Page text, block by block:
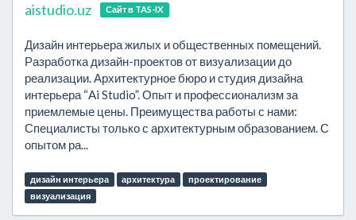
aistudio.uz Сайт в TAS-IX
Дизайн интерьера жилых и общественных помещений.
Разработка дизайн-проектов от визуализации до
реализации. Архитектурное бюро и студия дизайна
интерьера “Ai Studio”. Опыт и профессионализм за
приемлемые цены. Преимущества работы с нами:
Специалисты только с архитектурным образованием. С
опытом ра...
дизайн интерьера архитектура
проектирование
визуализация